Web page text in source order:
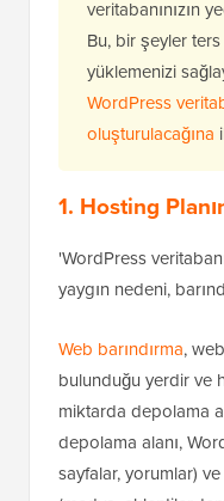
veritabanınızın
Bu, bir şeyler
yüklemenizi
WordPress
oluşturulacağına
1. Hosting
'WordPress
yaygın nedeni,
Web barındırma,
bulunduğu yerdir ve
miktarda depolama
depolama alanı,
sayfalar, yorumlar)